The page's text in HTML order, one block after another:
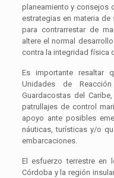
planeamiento y consejos
estrategias en materia
para contrarrestar de
altere el normal
contra la integridad física
Es importante resaltar
Unidades de
Guardacostas del
patrullajes de control
apoyo ante posibles
náuticas, turísticas y/o
embarcaciones.
El esfuerzo terrestre en
Córdoba y la región